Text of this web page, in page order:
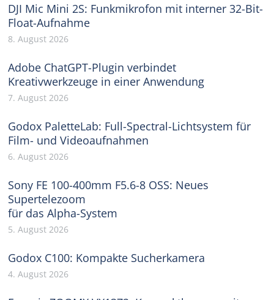
DJI Mic Mini 2S: Funkmikrofon mit interner 32-Bit-
Float-Aufnahme
8. August 2026
Adobe ChatGPT-Plugin verbindet
Kreativwerkzeuge in einer Anwendung
7. August 2026
Godox PaletteLab: Full-Spectral-Lichtsystem für
Film- und Videoaufnahmen
6. August 2026
Sony FE 100-400mm F5.6-8 OSS: Neues
Supertelezoom
für das Alpha-System
5. August 2026
Godox C100: Kompakte Sucherkamera
4. August 2026